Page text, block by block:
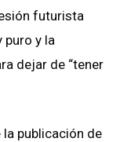
futurista
puro y la
dejar de “tener
publicación de